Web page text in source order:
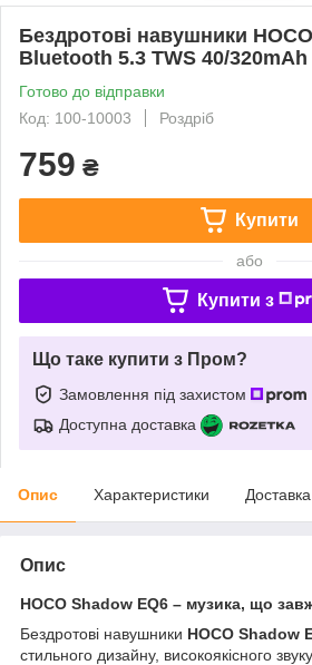
Бездротові навушники
Bluetooth 5.3 TWS 40/320mAh
Готово до відправки
Код: 100-10003
Роздріб
759 ₴
Купити
або
Купити з
Що таке купити з Пром?
Замовлення під захистом
Доступна доставка
Опис Характеристики Доставка
Опис
HOCO Shadow EQ6 – музика, що
Бездротові навушники HOCO Shadow
стильного дизайну, високоякісного